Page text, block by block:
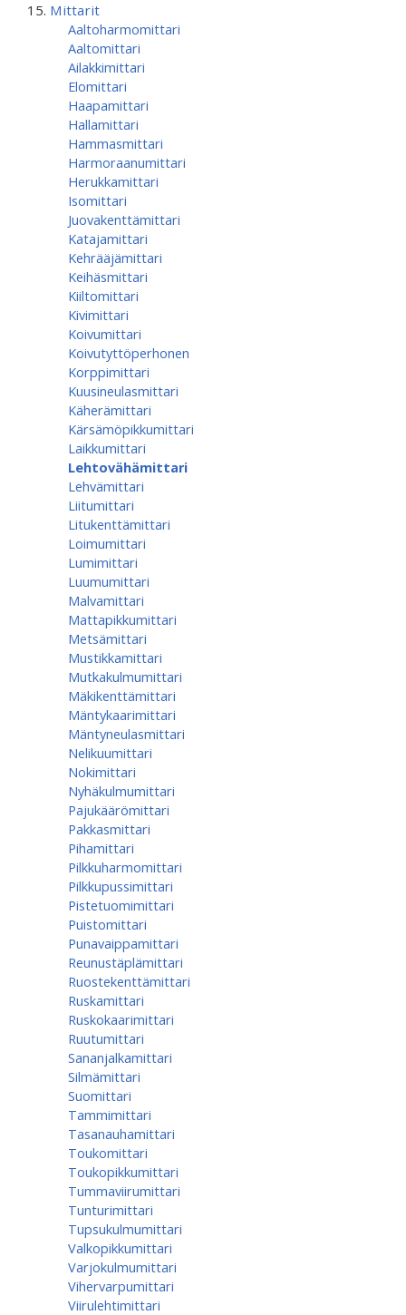
Mittarit
Aaltoharmomittari
Aaltomittari
Ailakkimittari
Elomittari
Haapamittari
Hallamittari
Hammasmittari
Harmoraanumittari
Herukkamittari
Isomittari
Juovakenttämittari
Katajamittari
Kehrääjämittari
Keihäsmittari
Kiiltomittari
Kivimittari
Koivumittari
Koivutyttöperhonen
Korppimittari
Kuusineulasmittari
Käherämittari
Kärsämöpikkumittari
Laikkumittari
Lehtovähämittari
Lehvämittari
Liitumittari
Litukenttämittari
Loimumittari
Lumimittari
Luumumittari
Malvamittari
Mattapikkumittari
Metsämittari
Mustikkamittari
Mutkakulmumittari
Mäkikenttämittari
Mäntykaarimittari
Mäntyneulasmittari
Nelikuumittari
Nokimittari
Nyhäkulmumittari
Pajukäärömittari
Pakkasmittari
Pihamittari
Pilkkuharmomittari
Pilkkupussimittari
Pistetuomimittari
Puistomittari
Punavaippamittari
Reunustäplämittari
Ruostekenttämittari
Ruskamittari
Ruskokaarimittari
Ruutumittari
Sananjalkamittari
Silmämittari
Suomittari
Tammimittari
Tasanauhamittari
Toukomittari
Toukopikkumittari
Tummaviirumittari
Tunturimittari
Tupsukulmumittari
Valkopikkumittari
Varjokulmumittari
Vihervarpumittari
Viirulehtimittari